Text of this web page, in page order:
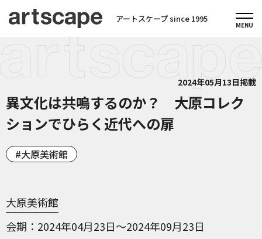
アートスケープ since 1995
2024年05月13日掲載
異文化は共鳴するのか？ 大原コレク
ションでひらく近代への扉
大原美術館
大原美術館
会期
2024年04月23日～2024年09月23日